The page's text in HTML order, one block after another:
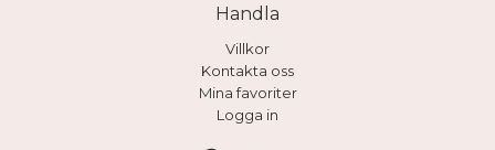
Handla
Villkor
Kontakta oss
Mina favoriter
Logga in